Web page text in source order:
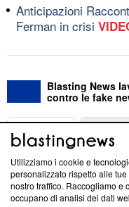
Anticipazioni
Ferman in crisi
Blasting News
contro le fake
ABOUT
Questa sezione offre
News, sui nostri
creare news di qualità.
Utilizziamo i cookie e
personalizzato rispetto alle
nostro traffico. Raccogliamo e
occupano di analisi dei dati